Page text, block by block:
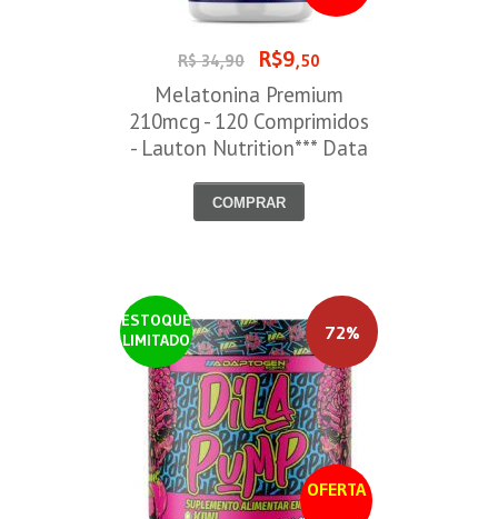
R$ 34,90 R$9,50
Melatonina Premium
210mcg - 120 Comprimidos
- Lauton Nutrition*** Data
COMPRAR
ESTOQUE
LIMITADO
OFERTA
72%